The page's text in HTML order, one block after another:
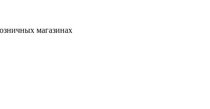
магазинах